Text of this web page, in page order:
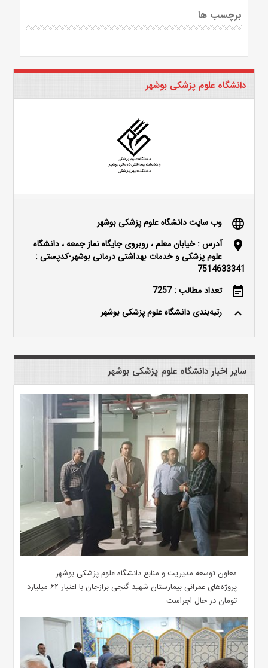
برچسب ها
دانشگاه علوم پزشکی بوشهر
language وب سایت دانشگاه علوم پزشکی بوشهر
location_on
آدرس : خیابان معلم ، روبروی جایگاه نماز جمعه ، دانشگاه
علوم پزشکی و خدمات بهداشتی درمانی بوشهر-کدپستی :
7514633341
event_note تعداد مطالب : 7257
keyboard_arrow_up رتبه‌بندی دانشگاه علوم پزشکی بوشهر
سایر اخبار دانشگاه علوم پزشکی بوشهر
معاون توسعه مدیریت و منابع دانشگاه علوم پزشکی بوشهر:
پروژه‌های عمرانی بیمارستان شهید گنجی برازجان با اعتبار ۶۲ میلیارد
تومان در حال اجراست